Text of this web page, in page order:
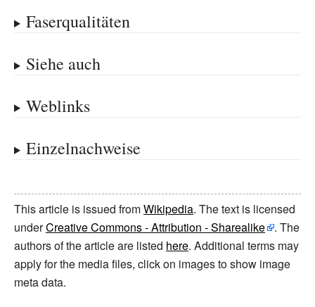
Faserqualitäten
Siehe auch
Weblinks
Einzelnachweise
This article is issued fromWikipedia. The text is licensed
underCreative Commons - Attribution - Sharealike
. The
authors of the article are listed here. Additional terms may
apply for the media files, click on images to show image
meta data.